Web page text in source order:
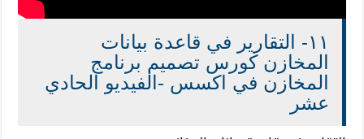
١١- التقارير في قاعدة بيانات
المخازن كورس تصميم برنامج
المخازن في اكسس -الفيديو الحادي
عشر